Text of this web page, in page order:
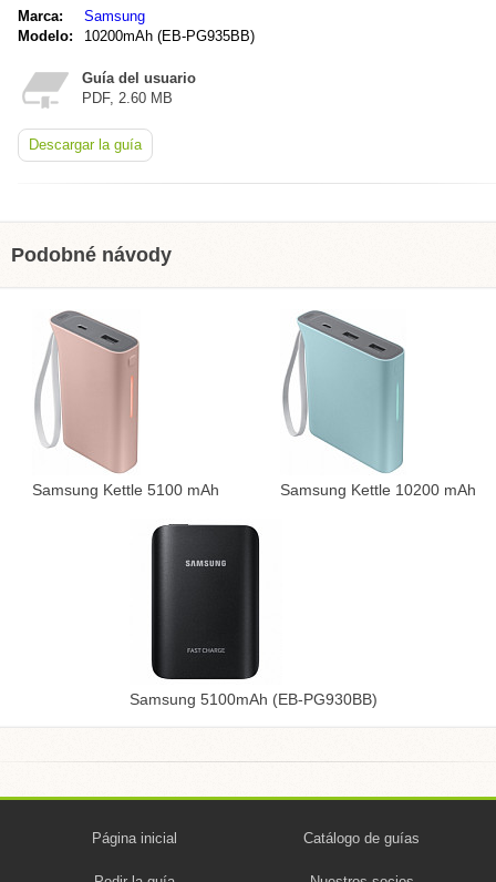
Marca:
Samsung
Modelo:
10200mAh (EB-PG935BB)
Guía del usuario
PDF, 2.60 MB
Descargar la guía
Podobné návody
Samsung Kettle 5100 mAh Samsung Kettle 10200 mAh
Samsung 5100mAh (EB-PG930BB)
Página inicial Catálogo de guías